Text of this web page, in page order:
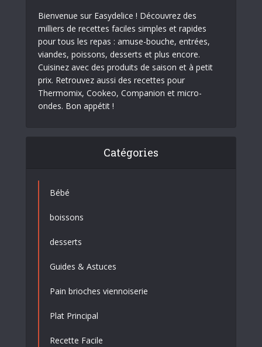
Bienvenue sur Easydelice ! Découvrez des
milliers de recettes faciles simples et rapides
pour tous les repas : amuse-bouche, entrées,
viandes, poissons, desserts et plus encore.
Cuisinez avec des produits de saison et à petit
prix. Retrouvez aussi des recettes pour
Thermomix, Cookeo, Companion et micro-
ondes. Bon appétit !
Catégories
Bébé
boissons
desserts
Guides & Astuces
Pain brioches viennoiserie
Plat Principal
Recette Facile